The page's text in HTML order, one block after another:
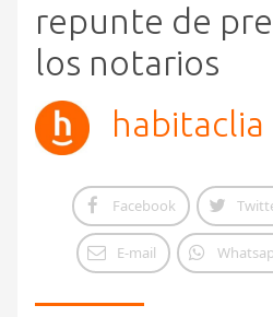
repunte de
los notarios
habitaclia
Facebook
E-mail